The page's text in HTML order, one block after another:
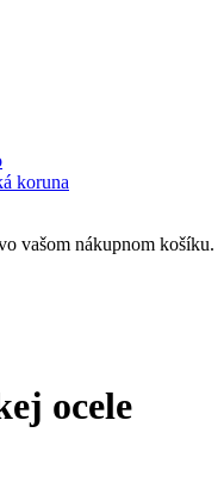
koruna
vašom nákupnom košíku.
ocele